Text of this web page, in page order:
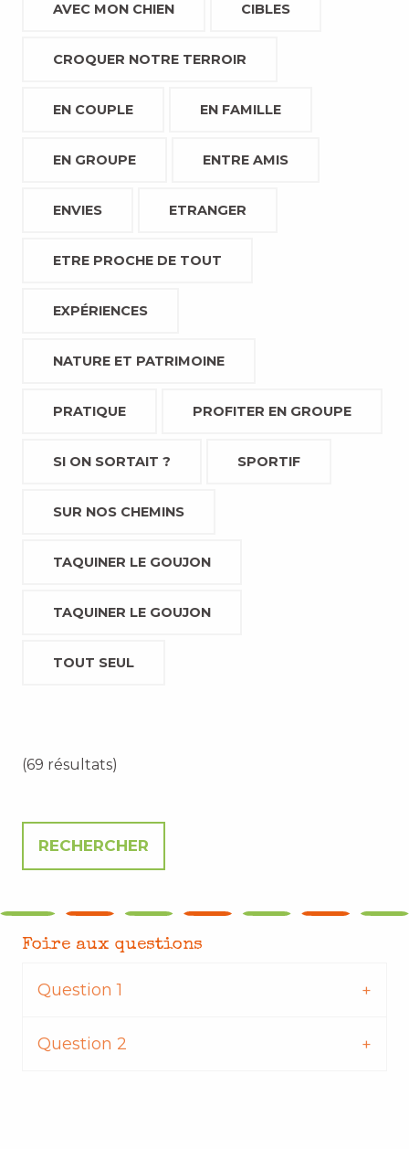
AVEC MON CHIEN CIBLES
CROQUER NOTRE TERROIR
EN COUPLE EN FAMILLE
EN GROUPE ENTRE AMIS
ENVIES ETRANGER
ETRE PROCHE DE TOUT
EXPÉRIENCES
NATURE ET PATRIMOINE
PRATIQUE PROFITER EN GROUPE
SI ON SORTAIT ? SPORTIF
SUR NOS CHEMINS
TAQUINER LE GOUJON
TAQUINER LE GOUJON
TOUT SEUL
(69 résultats)
Foire aux questions
Question 1
Question 2